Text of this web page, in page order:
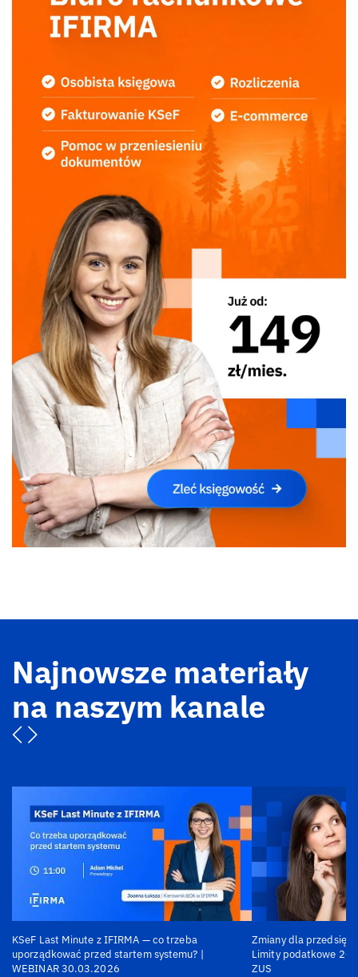
Najnowsze materiały
na naszym kanale
KSeF Last Minute z IFIRMA — co trzeba
uporządkować przed startem systemu? |
WEBINAR 30.03.2026
Zmiany dla
Limity podatkowe
ZUS